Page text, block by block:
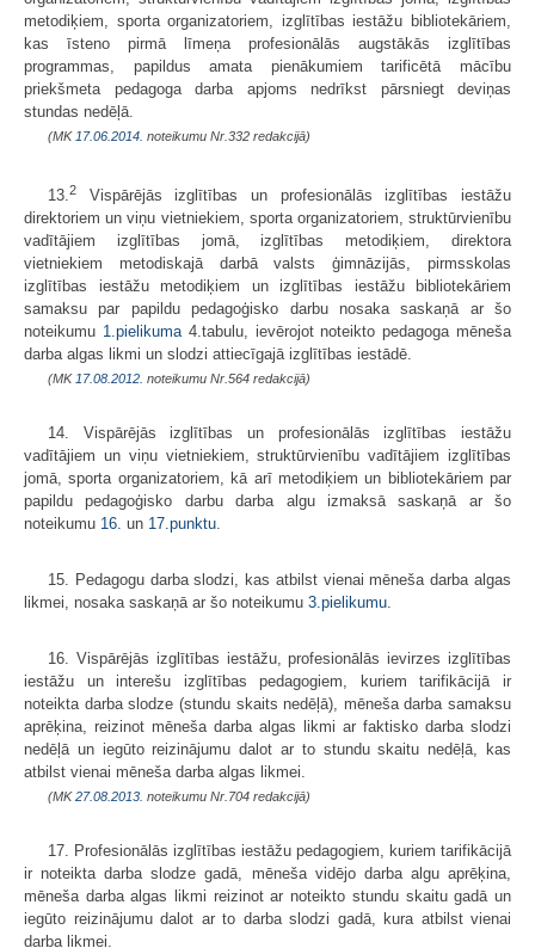
metodiķiem, sporta organizatoriem, izglītības iestāžu bibliotekāriem,
kas īsteno pirmā līmeņa profesionālās augstākās izglītības
programmas, papildus amata pienākumiem tarificētā mācību
priekšmeta pedagoga darba apjoms nedrīkst pārsniegt deviņas
stundas nedēļā.
(MK 17.06.2014. noteikumu Nr.332 redakcijā)
13.2
Vispārējās izglītības un profesionālās izglītības iestāžu
direktoriem un viņu vietniekiem, sporta organizatoriem, struktūrvienību
vadītājiem izglītības jomā, izglītības metodiķiem, direktora
vietniekiem metodiskajā darbā valsts ģimnāzijās, pirmsskolas
izglītības iestāžu metodiķiem un izglītības iestāžu bibliotekāriem
samaksu par papildu pedagoģisko darbu nosaka saskaņā ar šo
noteikumu 1.pielikuma4.tabulu, ievērojot noteikto pedagoga mēneša
darba algas likmi un slodzi attiecīgajā izglītības iestādē.
(MK 17.08.2012. noteikumu Nr.564 redakcijā)
14. Vispārējās izglītības un profesionālās izglītības iestāžu
vadītājiem un viņu vietniekiem, struktūrvienību vadītājiem izglītības
jomā, sporta organizatoriem, kā arī metodiķiem un bibliotekāriem par
papildu pedagoģisko darbu darba algu izmaksā saskaņā ar šo
noteikumu 16. un 17.punktu.
15. Pedagogu darba slodzi, kas atbilst vienai mēneša darba algas
likmei, nosaka saskaņā ar šo noteikumu 3.pielikumu.
16. Vispārējās izglītības iestāžu, profesionālās ievirzes izglītības
iestāžu un interešu izglītības pedagogiem, kuriem tarifikācijā ir
noteikta darba slodze (stundu skaits nedēļā), mēneša darba samaksu
aprēķina, reizinot mēneša darba algas likmi ar faktisko darba slodzi
nedēļā un iegūto reizinājumu dalot ar to stundu skaitu nedēļā, kas
atbilst vienai mēneša darba algas likmei.
(MK27.08.2013. noteikumu Nr.704 redakcijā)
17. Profesionālās izglītības iestāžu pedagogiem, kuriem tarifikācijā
ir noteikta darba slodze gadā, mēneša vidējo darba algu aprēķina,
mēneša darba algas likmi reizinot ar noteikto stundu skaitu gadā un
iegūto reizinājumu dalot ar to darba slodzi gadā, kura atbilst vienai
darba likmei.